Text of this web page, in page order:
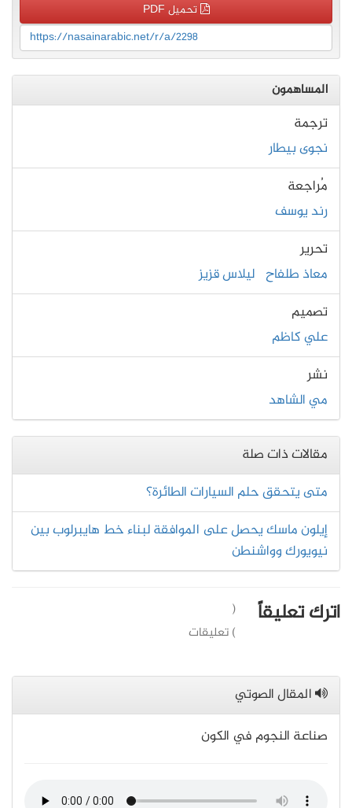
تحميل PDF
https://nasainarabic.net/r/a/2298
المساهمون
ترجمة
نجوى بيطار
مُراجعة
رند يوسف
تحرير
معاذ طلفاح ليلاس قزيز
تصميم
علي كاظم
نشر
مي الشاهد
مقالات ذات صلة
متى يتحقق حلم السيارات الطائرة؟
إيلون ماسك يحصل على الموافقة لبناء خط هايبرلوب بين
نيويورك وواشنطن
اترك تعليقاً
(
) تعليقات
المقال الصوتي
صناعة النجوم في الكون